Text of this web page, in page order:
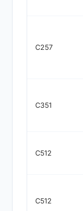
C257
C351
C512
C512